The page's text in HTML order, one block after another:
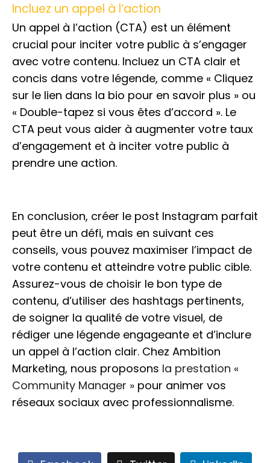
Incluez un appel à l’action
Un appel à l’action (CTA) est un élément
crucial pour inciter votre public à s’engager
avec votre contenu. Incluez un CTA clair et
concis dans votre légende, comme « Cliquez
sur le lien dans la bio pour en savoir plus » ou
« Double-tapez si vous êtes d’accord ». Le
CTA peut vous aider à augmenter votre taux
d’engagement et à inciter votre public à
prendre une action.
En conclusion, créer le post Instagram parfait
peut être un défi, mais en suivant ces
conseils, vous pouvez maximiser l’impact de
votre contenu et atteindre votre public cible.
Assurez-vous de choisir le bon type de
contenu, d’utiliser des hashtags pertinents,
de soigner la qualité de votre visuel, de
rédiger une légende engageante et d’inclure
un appel à l’action clair. Chez Ambition
Marketing, nous proposons la prestation «
Community Manager » pour animer vos
réseaux sociaux avec professionnalisme.